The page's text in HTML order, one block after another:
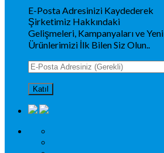
E-Posta Adresinizi Kaydederek
Şirketimiz Hakkındaki
Gelişmeleri, Kampanyaları ve Yeni
Ürünlerimizi İlk Bilen Siz Olun..